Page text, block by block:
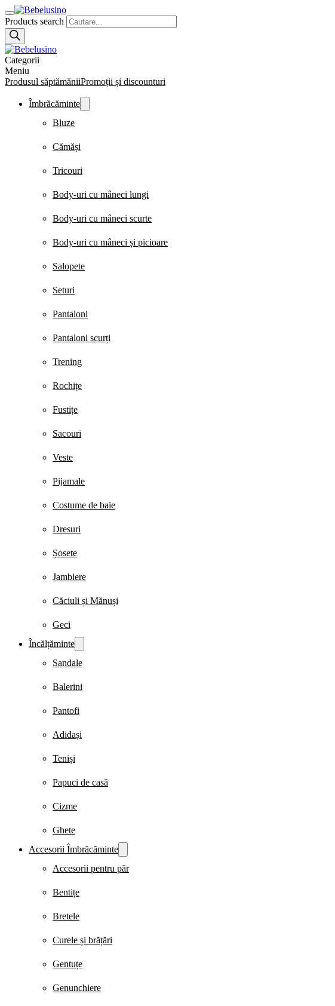
Products search
Categorii
Meniu
Produsul săptămăniiPromoții și discounturi
Îmbrăcăminte
Bluze
Cămăși
Tricouri
Body-uri cu mâneci lungi
Body-uri cu mâneci scurte
Body-uri cu mâneci și picioare
Salopete
Seturi
Pantaloni
Pantaloni scurți
Trening
Rochițe
Fustițe
Sacouri
Veste
Pijamale
Costume de baie
Dresuri
Șosete
Jambiere
Căciuli și Mănuși
Geci
Încălțăminte
Sandale
Balerini
Pantofi
Adidași
Teniși
Papuci de casă
Cizme
Ghete
Accesorii Îmbrăcăminte
Accesorii pentru păr
Bentițe
Bretele
Curele și brățări
Gentuțe
Genunchiere